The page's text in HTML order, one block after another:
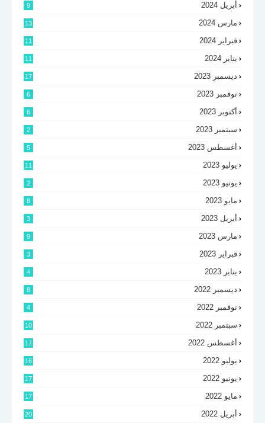
أبريل 2024 9
مارس 2024 13
فبراير 2024 11
يناير 2024 11
ديسمبر 2023 17
نوفمبر 2023 6
أكتوبر 2023 6
سبتمبر 2023 2
أغسطس 2023 5
يوليو 2023 11
يونيو 2023 2
مايو 2023 8
أبريل 2023 3
مارس 2023 9
فبراير 2023 3
يناير 2023 4
ديسمبر 2022 8
نوفمبر 2022 4
سبتمبر 2022 10
أغسطس 2022 17
يوليو 2022 16
يونيو 2022 17
مايو 2022 17
أبريل 2022 20